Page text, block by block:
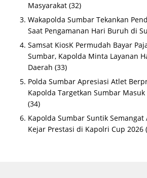
Masyarakat (32)
Wakapolda Sumbar Tekankan
Saat Pengamanan Hari Buruh di
Samsat KiosK Permudah Bayar
Sumbar, Kapolda Minta Layanan
Daerah (33)
Polda Sumbar Apresiasi Atlet
Kapolda Targetkan Sumbar Masuk
(34)
Kapolda Sumbar Suntik
Kejar Prestasi di Kapolri Cup 2026